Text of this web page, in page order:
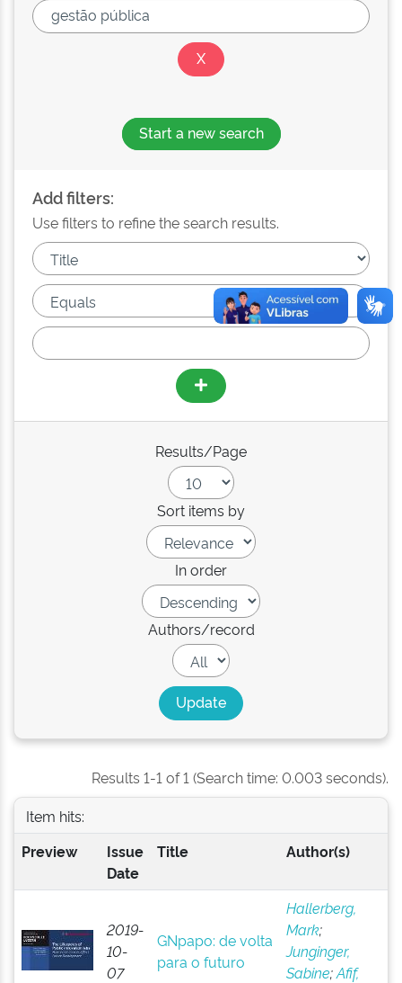
Start a new search
Add filters:
Use filters to refine the search results.
Results/Page
Sort items by
In order
Authors/record
Results 1-1 of 1 (Search time: 0.003 seconds).
Item hits:
Preview
Issue
Date
Title Author(s)
2019-
10-
07
GNpapo: de volta
para o futuro
Hallerberg,
Mark;
Junginger,
Sabine;Afif,